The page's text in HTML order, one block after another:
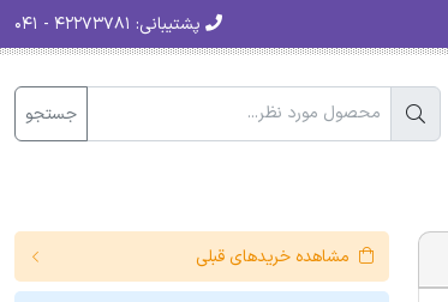
پشتیبانی:
جستجو
مشاهده خریدهای قبلی